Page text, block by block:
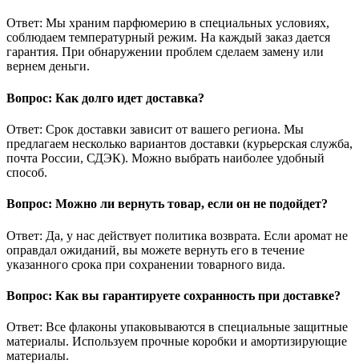
Ответ: Мы храним парфюмерию в специальных условиях,
соблюдаем температурный режим. На каждый заказ дается
гарантия. При обнаружении проблем сделаем замену или
вернем деньги.
Вопрос: Как долго идет доставка?
Ответ: Срок доставки зависит от вашего региона. Мы
предлагаем несколько вариантов доставки (курьерская служба,
почта России, СДЭК). Можно выбрать наиболее удобный
способ.
Вопрос: Можно ли вернуть товар, если он не подойдет?
Ответ: Да, у нас действует политика возврата. Если аромат не
оправдал ожиданий, вы можете вернуть его в течение
указанного срока при сохранении товарного вида.
Вопрос: Как вы гарантируете сохранность при доставке?
Ответ: Все флаконы упаковываются в специальные защитные
материалы. Используем прочные коробки и амортизирующие
материалы.